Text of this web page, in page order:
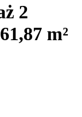
2
m²